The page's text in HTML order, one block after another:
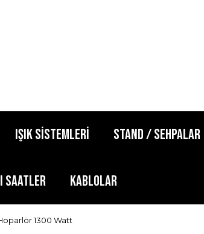
IŞIK SİSTEMLERİ STAND / SEHPALAR
SAATLER KABLOLAR
1300 Watt